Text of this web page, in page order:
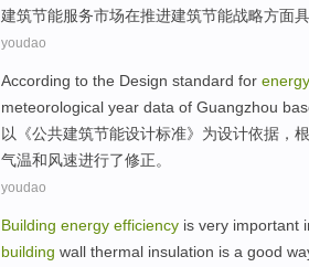
建筑节能服务市场在推进建筑节能战略方面
youdao
According to the Design standard for energy
meteorological year data of Guangzhou
以
《公共建筑节能设计标准》 为设计依据 ，
气温和风速进行了修正。
youdao
Building energy efficiency is very important
building wall thermal insulation is a good